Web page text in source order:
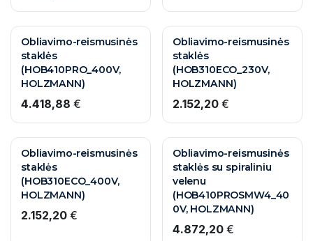
Obliavimo-reismusinės
staklės
(HOB410PRO_400V,
HOLZMANN)
4.418,88 €
Obliavimo-reismusinės
staklės
(HOB310ECO_230V,
HOLZMANN)
2.152,20€
Obliavimo-reismusinės
staklės
(HOB310ECO_400V,
HOLZMANN)
2.152,20 €
Obliavimo-reismusinės
staklės su spiraliniu
velenu
(HOB410PROSMW4_40
0V, HOLZMANN)
4.872,20€